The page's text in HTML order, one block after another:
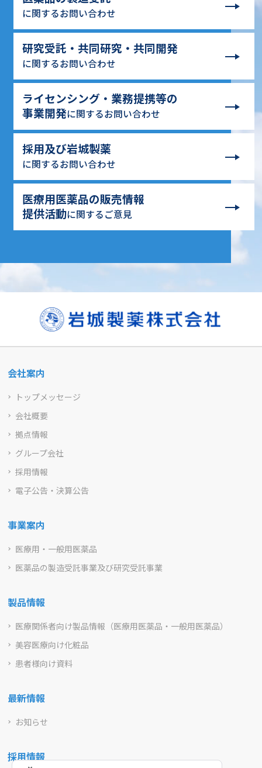
に関するお問い合わせ
研究受託・共同研究・共同開発
に関するお問い合わせ
ライセンシング・業務提携等の
事業開発に関するお問い合わせ
採用及び岩城製薬
に関するお問い合わせ
医療用医薬品の販売情報
提供活動に関するご意見
会社案内
トップメッセージ
会社概要
拠点情報
グループ会社
採用情報
電子公告・決算公告
事業案内
医療用・一般用医薬品
医薬品の製造受託事業及び研究受託事業
製品情報
医療関係者向け製品情報（医療用医薬品・一般用医薬品）
美容医療向け化粧品
患者様向け資料
最新情報
お知らせ
採用情報